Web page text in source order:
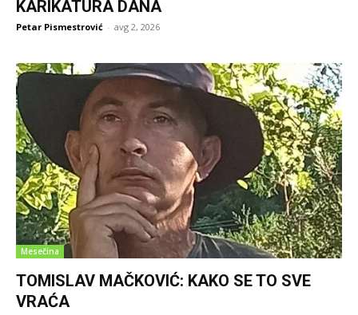
KARIKATURA DANA
Petar Pismestrović - avg 2, 2026
Mesečina
TOMISLAV MAČKOVIĆ: KAKO SE TO SVE
VRAĆA